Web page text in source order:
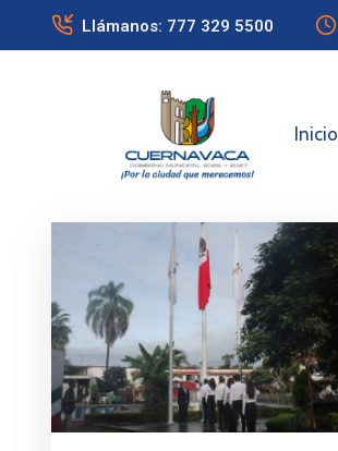
Llámanos: 777 329 5500
Inicio